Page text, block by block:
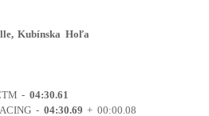
Kubínska Hoľa
-04:30.61
- 04:30.69+ 00:00.08